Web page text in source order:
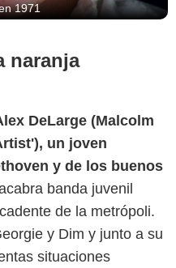
1971
naranja
DeLarge (Malcolm
un joven
y de los buenos
banda juvenil
de la metrópoli.
y Dim y junto a su
situaciones